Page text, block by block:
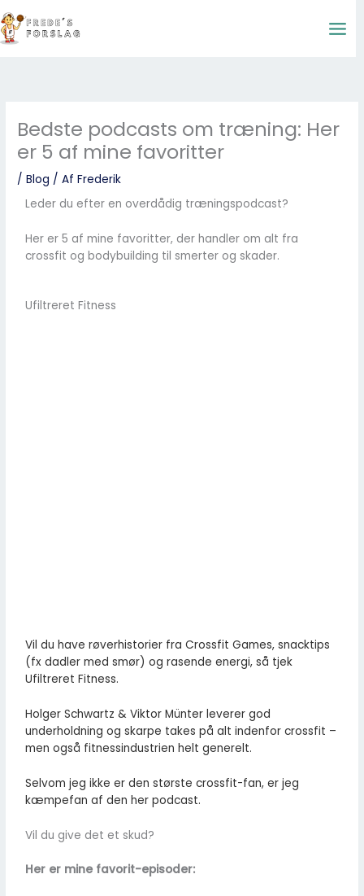
til
indholdet
Bedste podcasts om træning: Her
er 5 af mine favoritter
/Blog / AfFrederik
Leder du efter en overdådig træningspodcast?
Her er 5 af mine favoritter, der handler om alt fra
crossfit og bodybuilding til smerter og skader.
Ufiltreret Fitness
Vil du have røverhistorier fra Crossfit Games, snacktips
(fx dadler med smør) og rasende energi, så tjek
Ufiltreret Fitness.
Holger Schwartz & Viktor Münter leverer god
underholdning og skarpe takes på alt indenfor crossfit –
men også fitnessindustrien helt generelt.
Selvom jeg ikke er den største crossfit-fan, er jeg
kæmpefan af den her podcast.
Vil du give det et skud?
Her er mine favorit-episoder: